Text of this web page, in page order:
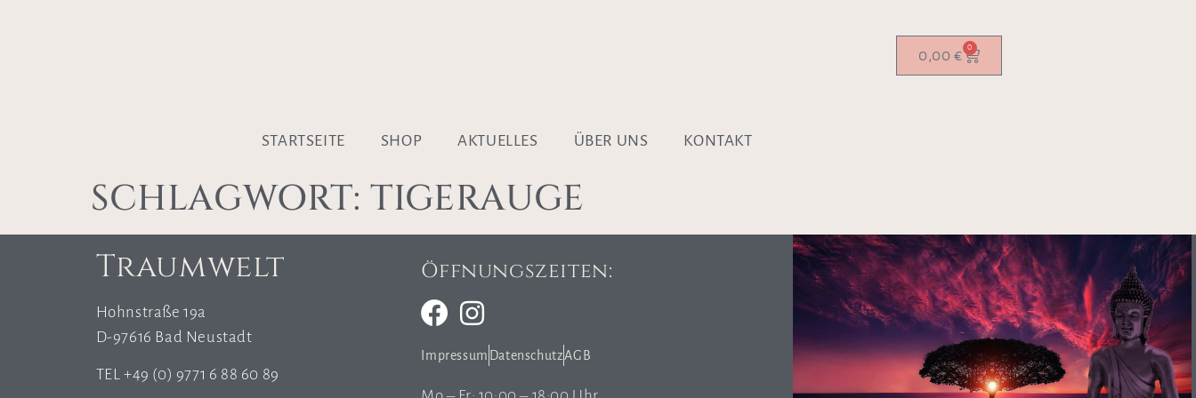
0,00 € 0
STARTSEITE SHOP AKTUELLES ÜBER UNS KONTAKT
SCHLAGWORT:TIGERAUGE
Traumwelt
Hohnstraße 19a
D-97616 Bad Neustadt
TEL +49 (0) 9771 6 88 60 89
Öffnungszeiten:
Impressum DatenschutzAGB